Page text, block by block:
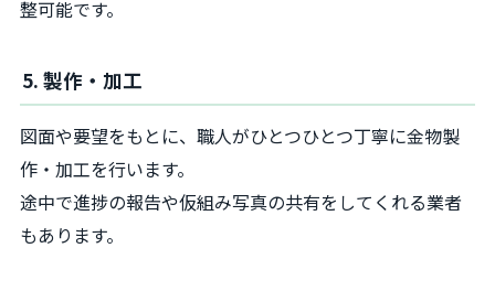
整可能です。
5. 製作・加工
図面や要望をもとに、職人がひとつひとつ丁寧に金物製
作・加工を行います。
途中で進捗の報告や仮組み写真の共有をしてくれる業者
もあります。